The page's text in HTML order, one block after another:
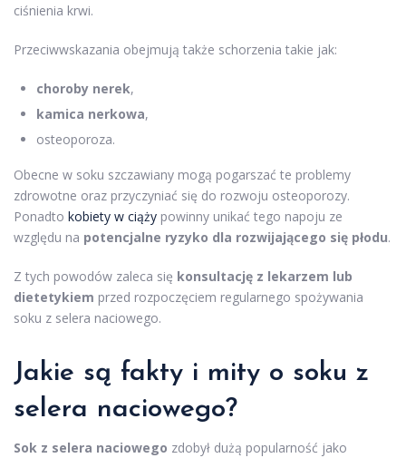
ciśnienia krwi.
Przeciwwskazania obejmują także schorzenia takie jak:
choroby nerek,
kamica nerkowa,
osteoporoza.
Obecne w soku szczawiany mogą pogarszać te problemy
zdrowotne oraz przyczyniać się do rozwoju osteoporozy.
Ponadto kobiety w ciąży powinny unikać tego napoju ze
względu na potencjalne ryzyko dla rozwijającego się płodu.
Z tych powodów zaleca się konsultację z lekarzem lub
dietetykiem przed rozpoczęciem regularnego spożywania
soku z selera naciowego.
Jakie są fakty i mity o soku z
selera naciowego?
Sok z selera naciowego zdobył dużą popularność jako